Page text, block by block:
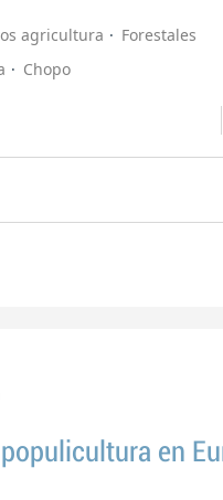
agricultura
Forestales
Chopo
en